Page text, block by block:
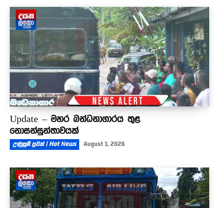
Update – මහර බන්ධනාගාරය තුළ
නොසන්සුන්තාවයක්
උණුසුම් පුවත් | Hot News August 1, 2026